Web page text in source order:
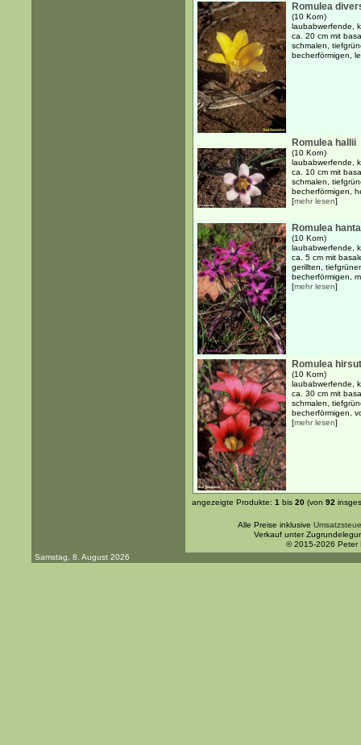
Romulea
(10 Korn)
laubabwerfende,
ca. 20 cm mit
schmalen,
becherförmigen,
Romulea hallii
(10 Korn)
laubabwerfende,
ca. 10 cm mit
schmalen,
becherförmigen,
[mehr lesen]
Romulea
(10 Korn)
laubabwerfende,
ca. 5 cm mit
gerillten,
becherförmigen,
[mehr lesen]
Romulea
(10 Korn)
laubabwerfende,
ca. 30 cm mit
schmalen,
becherförmigen,
[mehr lesen]
angezeigte Produkte: 1 bis 20 (von 92
Alle Preise inklusive
Verkauf unter
© 2015-2026 Peter
Samstag, 8. August 2026